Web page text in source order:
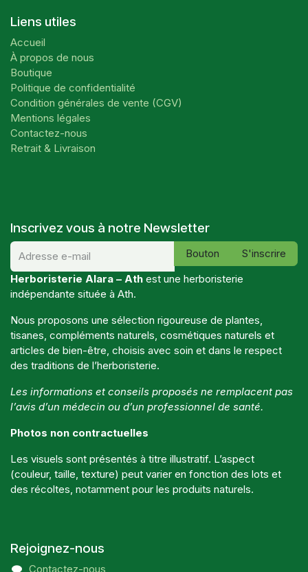
Liens utiles
Accueil
À propos de nous
Boutique
Politique de confidentialité
Condition générales de vente (CGV)
Mentions légales
Contactez-nous
Retrait & Livraison
Inscrivez vous à notre Newsletter
Bouton
S'inscrire
Herboristerie Alara – Ath est une herboristerie
indépendante située à Ath.
Nous proposons une sélection rigoureuse de plantes,
tisanes, compléments naturels, cosmétiques naturels et
articles de bien-être, choisis avec soin et dans le respect
des traditions de l’herboristerie.
Les informations et conseils proposés ne remplacent pas
l’avis d’un médecin ou d’un professionnel de santé.
Photos non contractuelles
Les visuels sont présentés à titre illustratif. L’aspect
(couleur, taille, texture) peut varier en fonction des lots et
des récoltes, notamment pour les produits naturels.
Rejoignez-nous
Contactez-nous